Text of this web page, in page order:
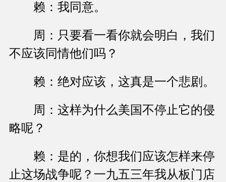
赖：我同意。
周：只要看一看你就会明白，我们
不应该同情他们吗？
赖：绝对应该，这真是一个悲剧。
周：这样为什么美国不停止它的侵
略呢？
赖：是的，你想我们应该怎样来停
止这场战争呢？一九五三年我从板门店